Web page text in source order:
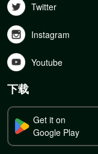
Twitter
Instagram
Youtube
下载
Get it on
Google Play